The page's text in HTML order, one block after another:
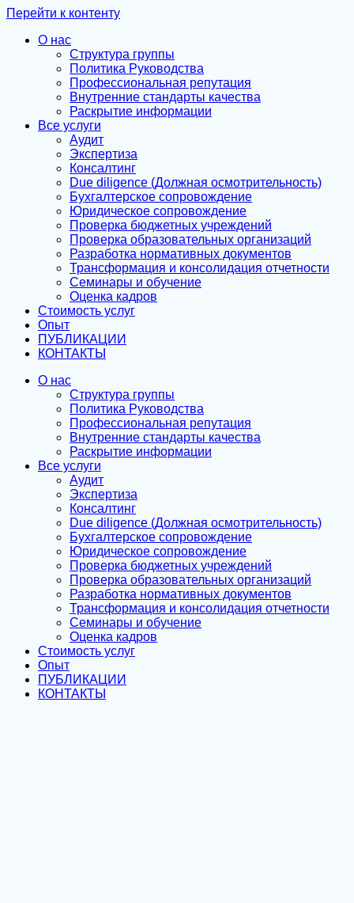
Перейти к контенту
О нас
Структура группы
Политика Руководства
Профессиональная репутация
Внутренние стандарты качества
Раскрытие информации
Все услуги
Аудит
Экспертиза
Консалтинг
Due diligence (Должная осмотрительность)
Бухгалтерское сопровождение
Юридическое сопровождение
Проверка бюджетных учреждений
Проверка образовательных организаций
Разработка нормативных документов
Трансформация и консолидация отчетности
Семинары и обучение
Оценка кадров
Стоимость услуг
Опыт
ПУБЛИКАЦИИ
КОНТАКТЫ
О нас
Структура группы
Политика Руководства
Профессиональная репутация
Внутренние стандарты качества
Раскрытие информации
Все услуги
Аудит
Экспертиза
Консалтинг
Due diligence (Должная осмотрительность)
Бухгалтерское сопровождение
Юридическое сопровождение
Проверка бюджетных учреждений
Проверка образовательных организаций
Разработка нормативных документов
Трансформация и консолидация отчетности
Семинары и обучение
Оценка кадров
Стоимость услуг
Опыт
ПУБЛИКАЦИИ
КОНТАКТЫ